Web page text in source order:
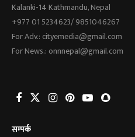
Kalanki-14 Kathmandu, Nepal
+977 01 5234623/ 9851046267
For Adv.: cityemedia@gmail.com
For News.: onnnepal@gmail.com
सम्पर्क